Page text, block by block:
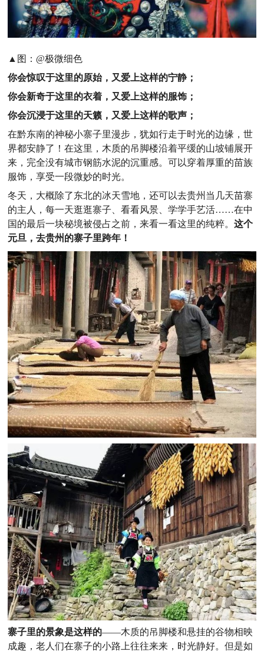
▲图：@极微细色
你会惊叹于这里的原始，又爱上这样的宁静；
你会新奇于这里的衣着，又爱上这样的服饰；
你会沉浸于这里的天籁，又爱上这样的歌声；
在黔东南的神秘小寨子里漫步，犹如行走于时光的边缘，世
界都安静了！在这里，木质的吊脚楼沿着平缓的山坡铺展开
来，完全没有城市钢筋水泥的沉重感。可以穿着厚重的苗族
服饰，享受一段微妙的时光。
冬天，大概除了东北的冰天雪地，还可以去贵州当几天苗寨
的主人，每一天逛逛寨子、看看风景、学学手艺活……在中
国的最后一块秘境被侵占之前，来看一看这里的纯粹。这个
元旦，去贵州的寨子里跨年！
寨子里的景象是这样的——木质的吊脚楼和悬挂的谷物相映
成趣，老人们在寨子的小路上往往来来，时光静好。但是如